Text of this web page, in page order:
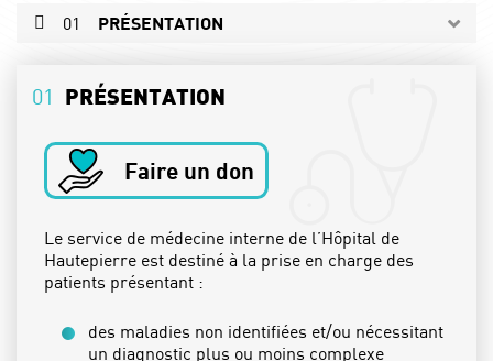
01 PRÉSENTATION
03 L'ÉQUIPE PARAMÉDICALE
04 LES SPÉCIALITÉS
05
ACTUALITÉS
PRENDRE RDV
01 PRÉSENTATION
Faire un don
Le service de médecine interne de l’Hôpital de
Hautepierre est destiné à la prise en charge des
patients présentant :
des maladies non identifiées et/ou nécessitant
un diagnostic plus ou moins complexe